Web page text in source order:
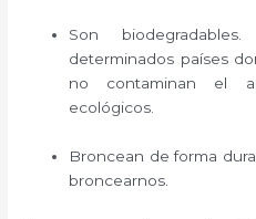
Son
determinados países
no contaminan el
ecológicos.
Broncean de forma
broncearnos.